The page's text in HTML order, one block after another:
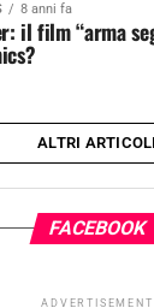
8 anni fa
il film “arma
ALTRI ARTICOLI
FACEBOOK
ADVERTISEMENT